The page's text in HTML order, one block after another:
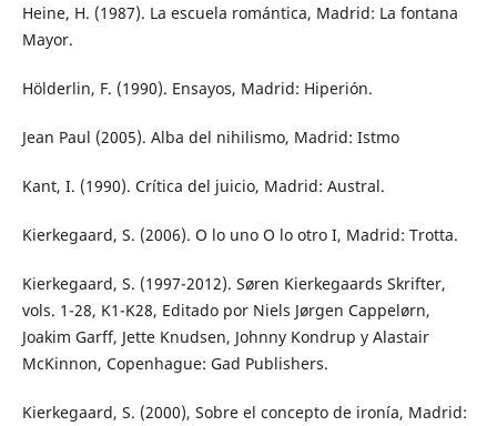
Heine, H. (1987). La escuela romántica, Madrid: La fontana
Mayor.
Hölderlin, F. (1990). Ensayos, Madrid: Hiperión.
Jean Paul (2005). Alba del nihilismo, Madrid: Istmo
Kant, I. (1990). Crítica del juicio, Madrid: Austral.
Kierkegaard, S. (2006). O lo uno O lo otro I, Madrid: Trotta.
Kierkegaard, S. (1997-2012). Søren Kierkegaards Skrifter,
vols. 1-28, K1-K28, Editado por Niels Jørgen Cappelørn,
Joakim Garff, Jette Knudsen, Johnny Kondrup y Alastair
McKinnon, Copenhague: Gad Publishers.
Kierkegaard, S. (2000), Sobre el concepto de ironía, Madrid: